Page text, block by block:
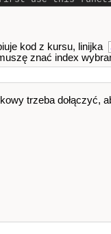
kod z kursu, linijka
znać index
trzeba dołączyć,